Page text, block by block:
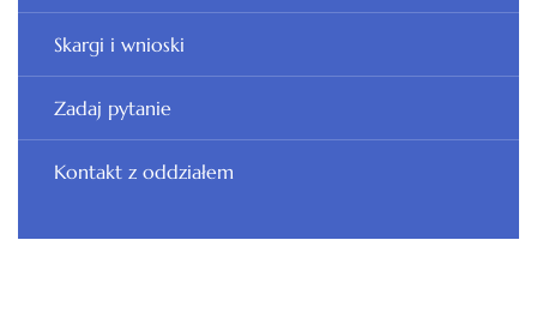
Skargi i wnioski
Zadaj pytanie
Kontakt z oddziałem